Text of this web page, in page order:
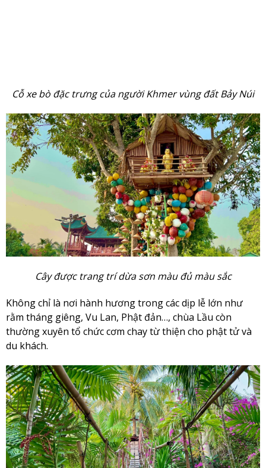
Cỗ xe bò đặc trưng của người Khmer vùng đất Bảy Núi
Cây được trang trí dừa sơn màu đủ màu sắc
Không chỉ là nơi hành hương trong các dịp lễ lớn như
rằm tháng giêng, Vu Lan, Phật đản…, chùa Lầu còn
thường xuyên tổ chức cơm chay từ thiện cho phật tử và
du khách.